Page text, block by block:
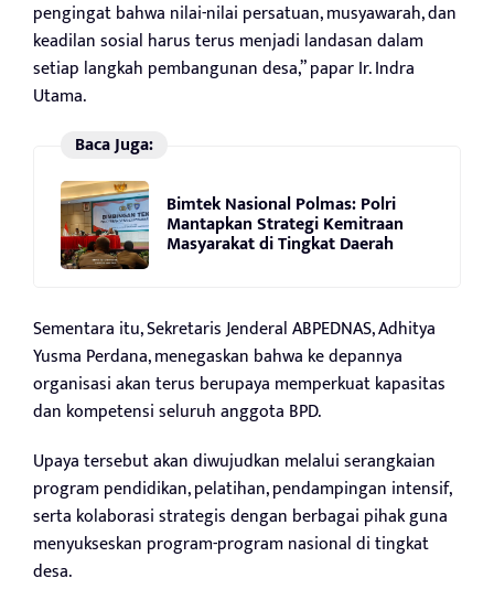
pengingat bahwa nilai-nilai persatuan, musyawarah, dan
keadilan sosial harus terus menjadi landasan dalam
setiap langkah pembangunan desa,” papar Ir. Indra
Utama.
Baca Juga:
Bimtek Nasional Polmas: Polri
Mantapkan Strategi Kemitraan
Masyarakat di Tingkat Daerah
Sementara itu, Sekretaris Jenderal ABPEDNAS, Adhitya
Yusma Perdana, menegaskan bahwa ke depannya
organisasi akan terus berupaya memperkuat kapasitas
dan kompetensi seluruh anggota BPD.
Upaya tersebut akan diwujudkan melalui serangkaian
program pendidikan, pelatihan, pendampingan intensif,
serta kolaborasi strategis dengan berbagai pihak guna
menyukseskan program-program nasional di tingkat
desa.